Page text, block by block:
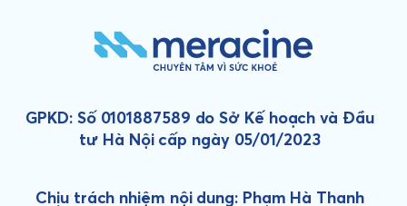
GPKD: Số 0101887589 do Sở Kế hoạch và Đầu
tư Hà Nội cấp ngày 05/01/2023
Chịu trách nhiệm nội dung: Phạm Hà Thanh